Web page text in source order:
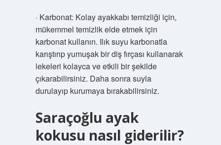
· Karbonat: Kolay ayakkabı temizliği için,
mükemmel temizlik elde etmek için
karbonat kullanın. Ilık suyu karbonatla
karıştırıp yumuşak bir diş fırçası kullanarak
lekeleri kolayca ve etkili bir şekilde
çıkarabilirsiniz. Daha sonra suyla
durulayıp kurumaya bırakabilirsiniz.
Saraçoğlu ayak
kokusu nasıl giderilir?